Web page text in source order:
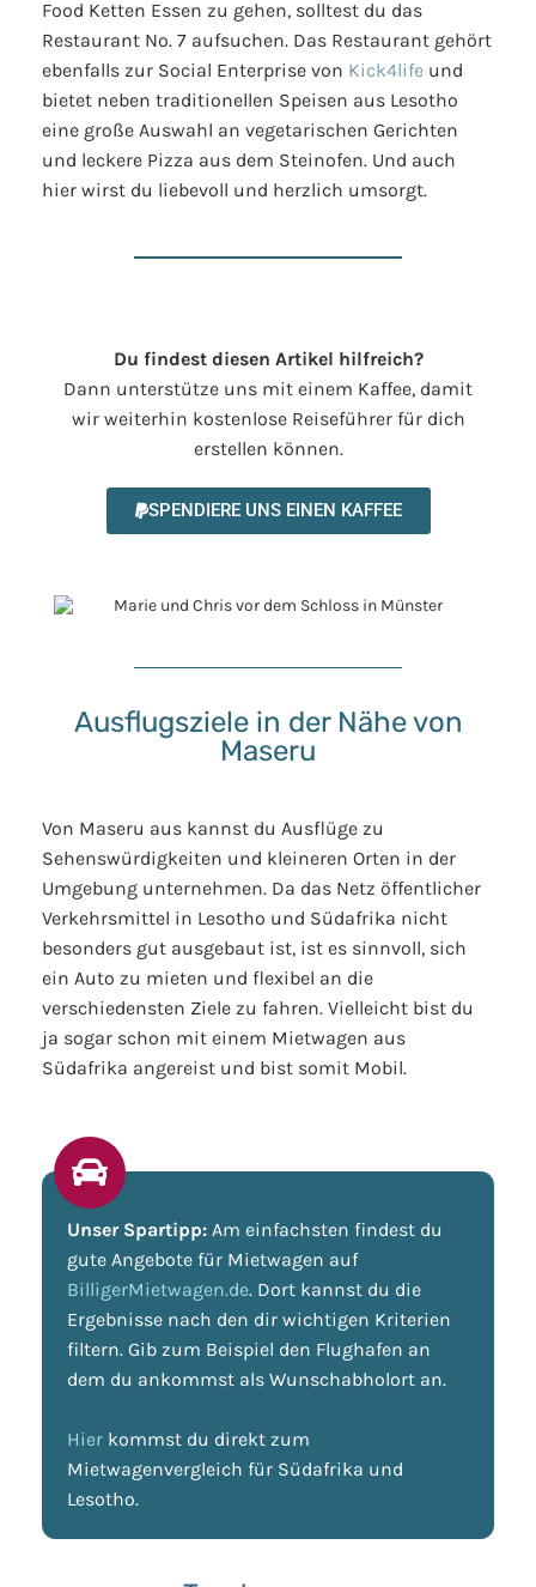
Food Ketten Essen zu gehen, solltest du das
Restaurant No. 7 aufsuchen. Das Restaurant gehört
ebenfalls zur Social Enterprise von Kick4life und
bietet neben traditionellen Speisen aus Lesotho
eine große Auswahl an vegetarischen Gerichten
und leckere Pizza aus dem Steinofen. Und auch
hier wirst du liebevoll und herzlich umsorgt.
Du findest diesen Artikel hilfreich?
Dann unterstütze uns mit einem Kaffee, damit
wir weiterhin kostenlose Reiseführer für dich
erstellen können.
SPENDIERE UNS EINEN KAFFEE
Ausflugsziele in der Nähe von
Maseru
Von Maseru aus kannst du Ausflüge zu
Sehenswürdigkeiten und kleineren Orten in der
Umgebung unternehmen. Da das Netz öffentlicher
Verkehrsmittel in Lesotho und Südafrika nicht
besonders gut ausgebaut ist, ist es sinnvoll, sich
ein Auto zu mieten und flexibel an die
verschiedensten Ziele zu fahren. Vielleicht bist du
ja sogar schon mit einem Mietwagen aus
Südafrika angereist und bist somit Mobil.
Unser Spartipp: Am einfachsten findest du
gute Angebote für Mietwagen auf
BilligerMietwagen.de. Dort kannst du die
Ergebnisse nach den dir wichtigen Kriterien
filtern. Gib zum Beispiel den Flughafen an
dem du ankommst als Wunschabholort an.
Hier kommst du direkt zum
Mietwagenvergleich für Südafrika und
Lesotho.